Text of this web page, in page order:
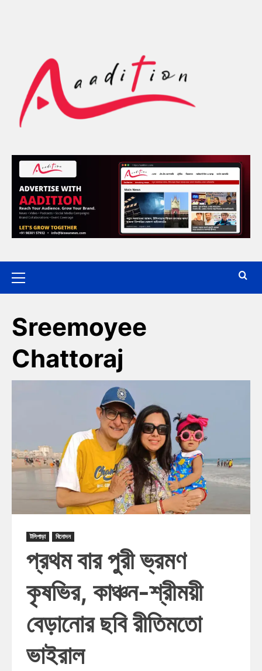
Sreemoyee
Chattoraj
টলিপাড়া বিনোদন
প্রথম বার পুরী ভ্রমণ
কৃষভির, কাঞ্চন-শ্রীময়ী
বেড়ানোর ছবি রীতিমতো
ভাইরাল